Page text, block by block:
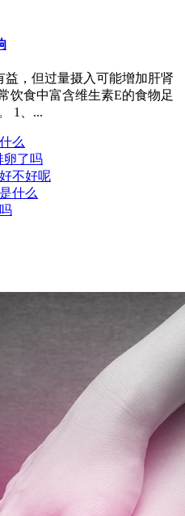
，但过量摄入可能增加肝肾
饮食中富含维生素E的食物足
1、...
么
卵了吗
不好呢
什么